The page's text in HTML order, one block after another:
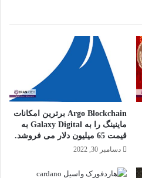
Argo Blockchain برترین امکانات
ماینینگ را به Galaxy Digital به
قیمت 65 میلیون دلار می فروشد.
دسامبر 30, 2022